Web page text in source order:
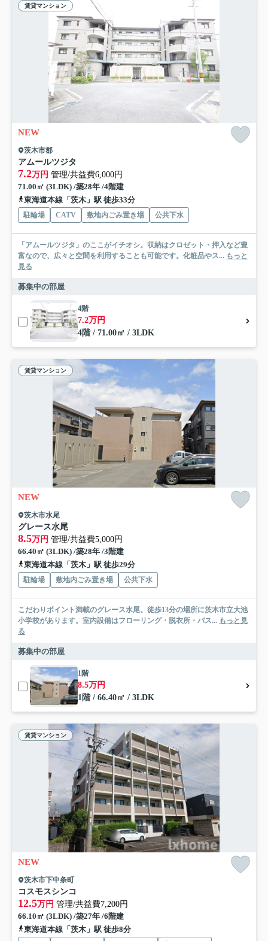
賃貸マンション
NEW
茨木市郡
アムールツジタ
7.2万円 管理/共益費6,000円
71.00㎡ (3LDK) /築28年 /4階建
東海道本線「茨木」駅 徒歩33分
駐輪場 CATV 敷地内ごみ置き場 公共下水
「アムールツジタ」のここがイチオシ。収納はクロゼット・押入など豊
富なので、広々と空間を利用することも可能です。化粧品やス... もっと
見る
募集中の部屋
4階
7.2万円
4階 / 71.00㎡ / 3LDK
賃貸マンション
NEW
茨木市水尾
グレース水尾
8.5万円 管理/共益費5,000円
66.40㎡ (3LDK) /築28年 /3階建
東海道本線「茨木」駅 徒歩29分
駐輪場 敷地内ごみ置き場 公共下水
こだわりポイント満載のグレース水尾。徒歩13分の場所に茨木市立大池
小学校があります。室内設備はフローリング・脱衣所・バス... もっと見
る
募集中の部屋
1階
8.5万円
1階 / 66.40㎡ / 3LDK
賃貸マンション
NEW
茨木市下中条町
コスモスシンコ
12.5万円 管理/共益費7,200円
66.10㎡ (3LDK) /築27年 /6階建
東海道本線「茨木」駅 徒歩8分